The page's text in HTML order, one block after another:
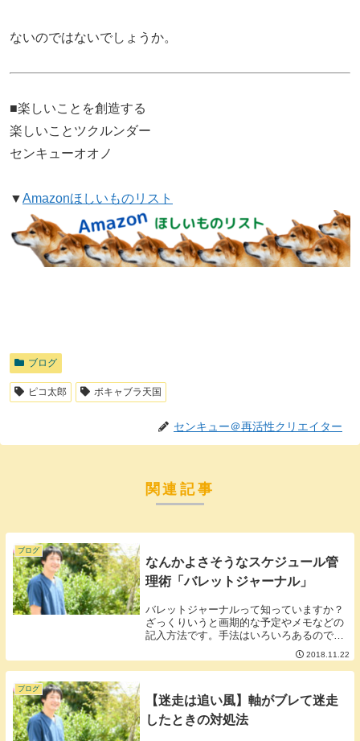
ないのではないでしょうか。
■楽しいことを創造する
楽しいことツクルンダー
センキューオオノ
▼Amazonほしいものリスト
ブログ
ピコ太郎 ボキャブラ天国
センキュー＠再活性クリエイター
関連記事
ブログ
なんかよさそうなスケジュール管
理術「バレットジャーナル」
バレットジャーナルって知っていますか？
ざっくりいうと画期的な予定やメモなどの
記入方法です。手法はいろいろあるのです
が例えば□＝予定－＝メモ■＝完了のよう
に、文章の頭に意味を持つ記号をつけてス
ケジュールを管理するシステムを使って管
2018.11.22
ブログ
【迷走は追い風】軸がブレて迷走
したときの対処法